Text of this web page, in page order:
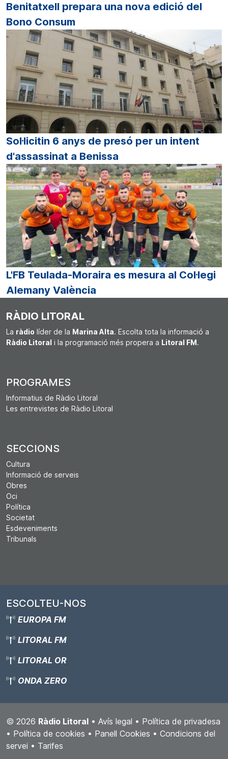
Benitatxell prepara una nova edició del
Bono Consum
Sol·licitin 6 anys de presó per un intent
d'assassinat a Benissa
L'FB Teulada-Moraira es mesura al Col·legi
Alemany València
RÀDIO LITORAL
La ràdio líder de la Marina Alta. Escolta tota la informació a
Ràdio Litoral i la programació més propera a Litoral FM.
PROGRAMES
Informatius de Ràdio Litoral
Les entrevistes de Ràdio Litoral
SECCIONS
Cultura
Informació de serveis
Obres
Oci
Política
Societat
Esdeveniments
Tribunals
ESCOLTEU-NOS
EUROPA FM
LITORAL FM
LITORAL OR
ONDA ZERO
© 2026 Ràdio Litoral • Avís legal • Política de privadesa
• Política de cookies • Panell Cookies • Condicions del
servei • Tarifes